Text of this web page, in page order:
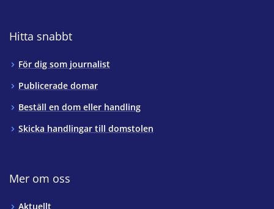
Hitta snabbt
För dig som journalist
Publicerade domar
Beställ en dom eller handling
Skicka handlingar till domstolen
Mer om oss
Aktuellt